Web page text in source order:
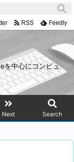
を中心にコンピュ
Next Search
RSS Feedly